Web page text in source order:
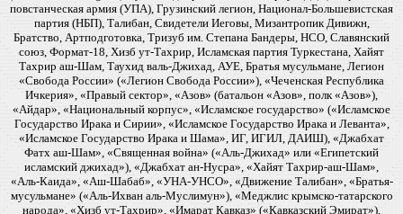
повстанческая армия (УПА), Грузинский легион, Национал-Большевистская
партия (НБП), Талибан, Свидетели Иеговы, Мизантропик Дивижн,
Братство, Артподготовка, Тризуб им. Степана Бандеры, НСО, Славянский
союз, Формат-18, Хизб ут-Тахрир, Исламская партия Туркестана, Хайят
Тахрир аш-Шам, Таухид валь-Джихад, АУЕ, Братья мусульмане, Легион
«Свобода России» («Легион Свобода России»), «Чеченская Республика
Ичкерия», «Правый сектор», «Азов» (батальон «Азов», полк «Азов»),
«Айдар», «Национальный корпус», «Исламское государство» («Исламское
Государство Ирака и Сирии», «Исламское Государство Ирака и Леванта»,
«Исламское Государство Ирака и Шама», ИГ, ИГИЛ, ДАИШ), «Джабхат
Фатх аш-Шам», «Священная война» («Аль-Джихад» или «Египетский
исламский джихад»), «Джабхат ан-Нусра», «Хайят Тахрир-аш-Шам»,
«Аль-Каида», «Аш-Шабаб», «УНА-УНСО», «Движение Талибан», «Братья-
мусульмане» («Аль-Ихван аль-Муслимун»), «Меджлис крымско-татарского
народа», «Хизб ут-Тахрир», «Имарат Кавказ» («Кавказский Эмират»),